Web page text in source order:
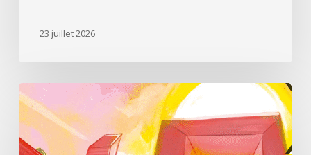
23 juillet 2026
Paris
La
Défense
lance